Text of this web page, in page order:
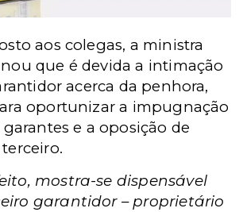
aos colegas, a ministra
que é devida a intimação
acerca da penhora,
oportunizar a impugnação
e a oposição de
mostra-se dispensável
garantidor – proprietário